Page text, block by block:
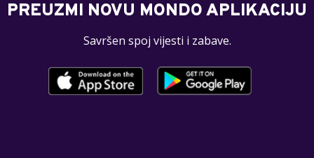
PREUZMI NOVU MONDO APLIKACIJU
Savršen spoj vijesti i zabave.